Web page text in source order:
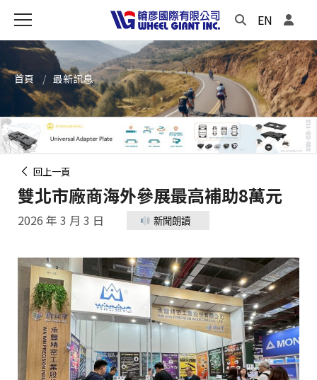
EN
首頁 最新訊息
回上一頁
雙北市廠商海外參展最高補助8萬元
2026 年 3 月 3 日 新聞朗讀